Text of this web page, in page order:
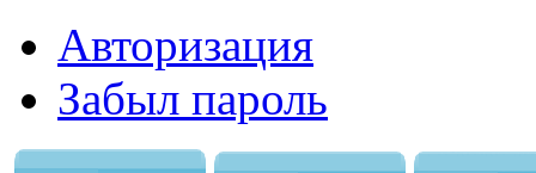
Авторизация
Забыл пароль